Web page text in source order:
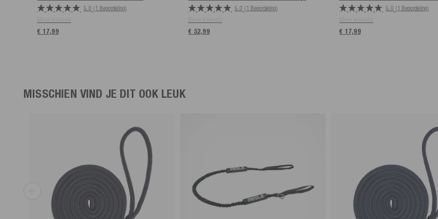
5.0 (1 Beoordeling)
€ 17,99
5.0 (1 Beoordeling)
€ 52,99
5.0 (1 Beoordeling)
€ 17,99
MISSCHIEN VIND JE DIT OOK LEUK